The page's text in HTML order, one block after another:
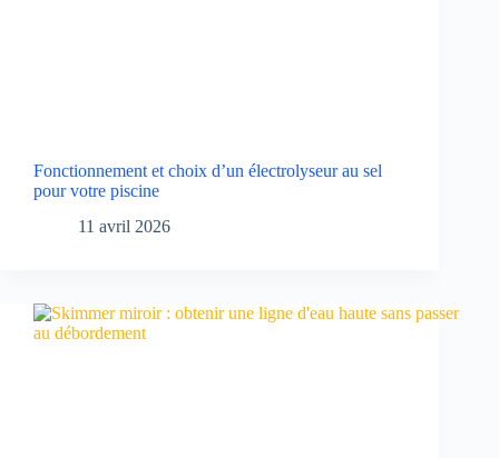
Fonctionnement et choix d’un électrolyseur au sel
pour votre piscine
11 avril 2026